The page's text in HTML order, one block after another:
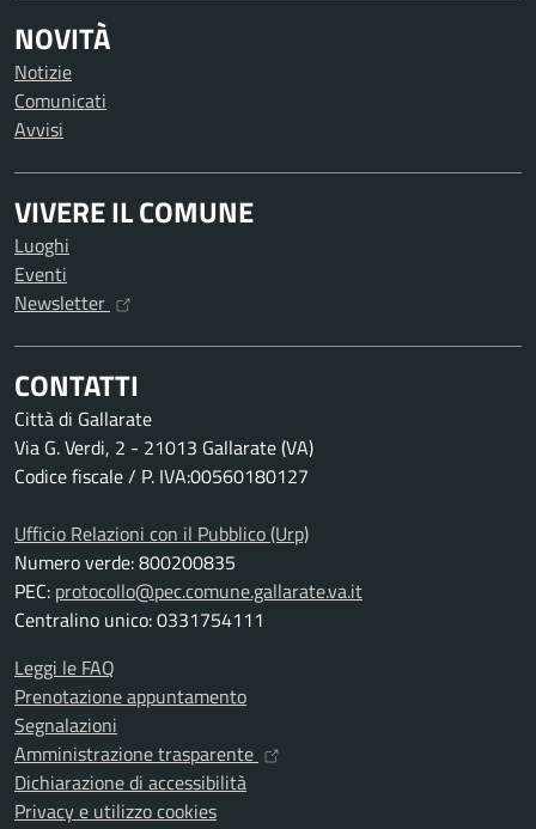
NOVITÀ
Notizie
Comunicati
Avvisi
VIVERE IL COMUNE
Luoghi
Eventi
Newsletter
CONTATTI
Città di Gallarate
Via G. Verdi, 2 - 21013 Gallarate (VA)
Codice fiscale / P. IVA:00560180127
Ufficio Relazioni con il Pubblico (Urp)
Numero verde: 800200835
PEC: protocollo@pec.comune.gallarate.va.it
Centralino unico: 0331754111
Leggi le FAQ
Prenotazione appuntamento
Segnalazioni
Amministrazione trasparente
Dichiarazione di accessibilità
Privacy e utilizzo cookies